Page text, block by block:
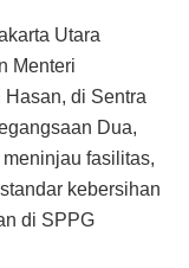
Utara
Menteri
di Sentra
Dua,
fasilitas,
kebersihan
di SPPG